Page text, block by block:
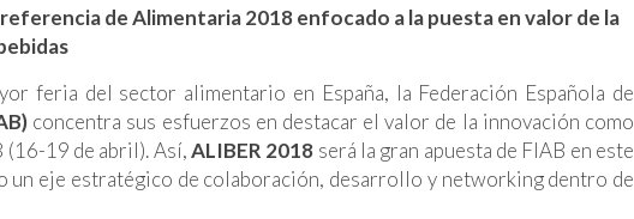
de Alimentaria 2018 enfocado a la puesta en valor de la
feria del sector alimentario en España, la Federación Española de
concentra sus esfuerzos en destacar el valor de la innovación como
(16-19 de abril). Así,ALIBER 2018 será la gran apuesta de FIAB en este
un eje estratégico de colaboración, desarrollo y networkingdentro de